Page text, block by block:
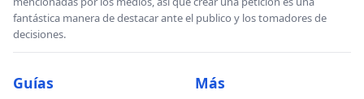
fantástica manera de destacar ante el publico y los tomadores de
decisiones.
Guías Más